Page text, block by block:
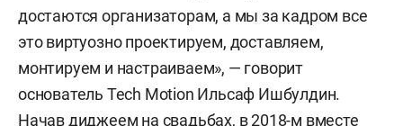
достаются организаторам, а мы за кадром все
это виртуозно проектируем, доставляем,
монтируем и настраиваем», — говорит
основатель Tech Motion Ильсаф Ишбулдин.
Начав диджеем на свадьбах, в 2018-м вместе